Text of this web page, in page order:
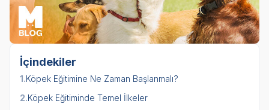
İçindekiler
1.Köpek Eğitimine Ne Zaman Başlanmalı?
2.Köpek Eğitiminde Temel İlkeler